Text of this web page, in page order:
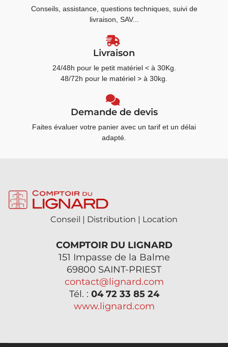
Conseils, assistance, questions techniques, suivi de
livraison, SAV...
Livraison
24/48h pour le petit matériel < à 30Kg.
48/72h pour le matériel > à 30kg.
Demande de devis
Faites évaluer votre panier avec un tarif et un délai
adapté.
Conseil | Distribution | Location
COMPTOIR DU LIGNARD
151 Impasse de la Balme
69800 SAINT-PRIEST
contact@lignard.com
Tél. : 04 72 33 85 24
www.lignard.com